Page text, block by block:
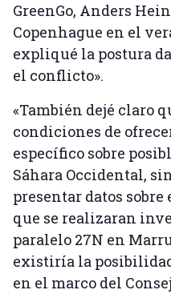
GreenGo, Anders
Copenhague en el
expliqué la postura
el conflicto».
«También dejé claro
condiciones de
específico sobre
Sáhara Occidental,
presentar datos
que se realizaran
paralelo 27N en
existiría la
en el marco del